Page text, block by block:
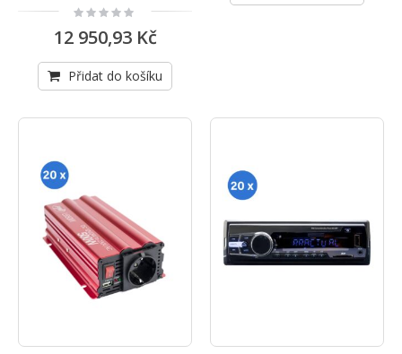
Rating:
0%
12 950,93 Kč
Přidat do košíku